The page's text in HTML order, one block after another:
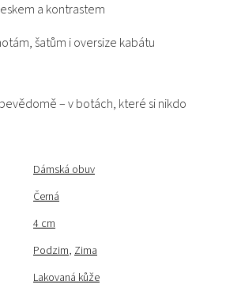
a kontrastem
šatům i oversize kabátu
– v botách, které si nikdo
Dámská obuv
Černá
4 cm
Podzim, Zima
Lakovaná kůže